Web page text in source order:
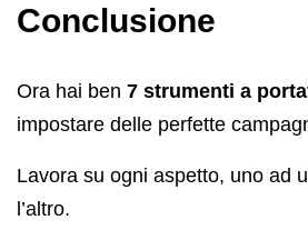
Conclusione
Ora hai ben 7 strumenti a
impostare delle perfette
Lavora su ogni aspetto, uno ad
l’altro.